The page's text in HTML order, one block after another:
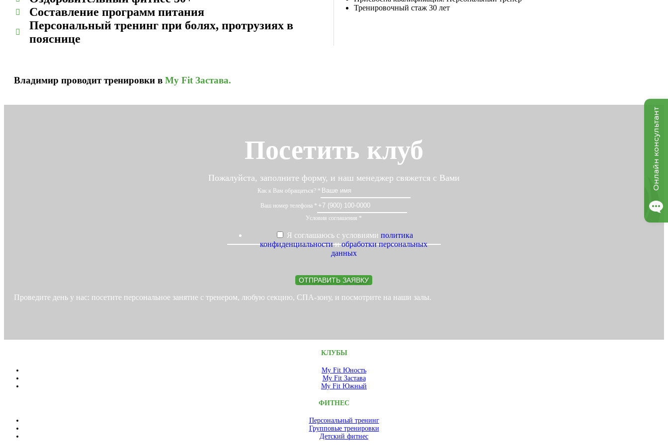
Составление программ питания
Персональный тренинг при болях, протрузиях в
пояснице
Тренировочный стаж 30 лет
Владимир проводит тренировки в My Fit Застава.
Посетить клуб
Пожалуйста, заполните форму, и наш менеджер свяжется с Вами
Как к Вам обращаться? *
Ваш номер телефона *
Условия соглашения *
Я соглашаюсь с условиями политика
конфиденциальностииобработки персональных
данных
ОТПРАВИТЬ ЗАЯВКУ
Проведите день у нас: посетите персональное занятие с тренером, любую секцию, СПА-зону, и посмотрите на наши залы.
КЛУБЫ
My Fit Юность
My Fit Застава
My Fit Южный
ФИТНЕС
Персональный тренинг
Групповые тренировки
Детский фитнес
Онлайн консультант